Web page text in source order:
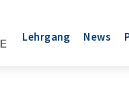
Lehrgang News